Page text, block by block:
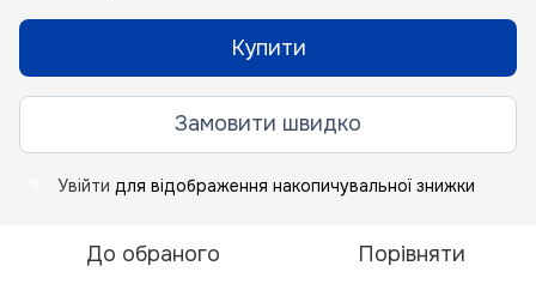
Купити
Замовити швидко
Увійти для відображення накопичувальної знижки
До обраного Порівняти